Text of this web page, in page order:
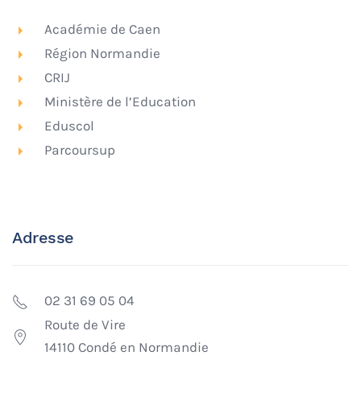
Académie de Caen
Région Normandie
CRIJ
Ministère de l’Education
Eduscol
Parcoursup
Adresse
02 31 69 05 04
Route de Vire
14110 Condé en Normandie